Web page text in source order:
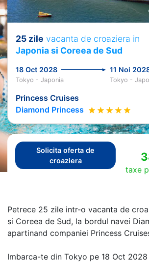
25 zile vacanta de croaziera in
Japonia si Coreea de Sud
18 Oct 2028 11 Noi
Tokyo - Japonia Tokyo -
Princess Cruises
Diamond Princess
Solicita oferta de
croaziera
taxe
Petrece 25 zile intr-o vacanta de
si Coreea de Sud, la bordul navei
apartinand companiei Princess
Imbarca-te din Tokyo pe 18 Oct